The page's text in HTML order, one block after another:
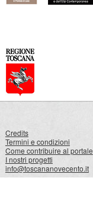
Credits
Termini e condizioni
Come contribuire al portale
I nostri progetti
info@toscananovecento.it